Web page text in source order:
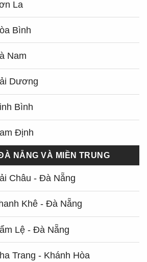
La
Bình
Nam
Dương
Bình
Định
NẴNG VÀ MIỀN TRUNG
Châu - Đà Nẵng
Khê - Đà Nẵng
Lệ - Đà Nẵng
Trang - Khánh Hòa